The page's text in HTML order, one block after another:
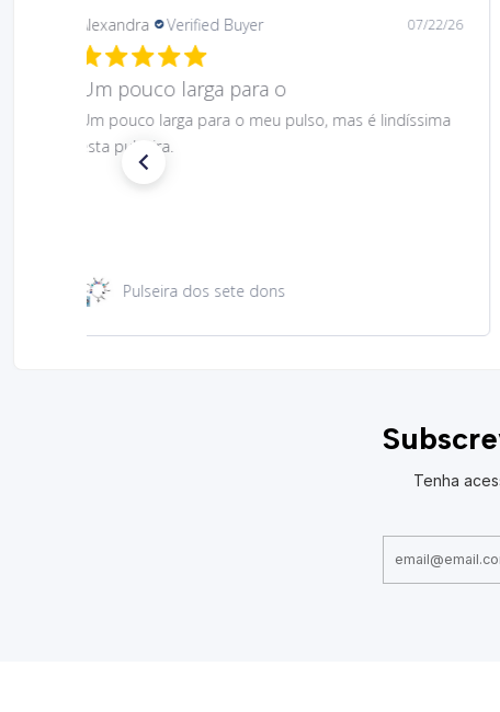
Daniela Verified Buyer 08/06/26
Gostei muito bem linda 😊
Gostei muito bem linda 😊
Santa Rita 49 cm
Tenha